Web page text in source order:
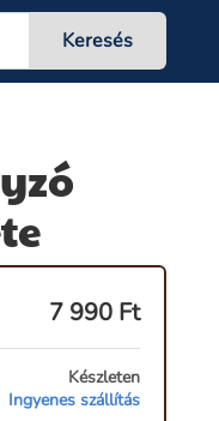
7 990 Ft
Készleten
Ingyenes szállítás